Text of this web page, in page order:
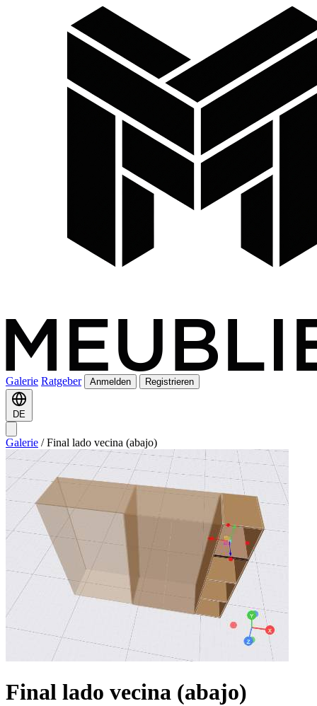
Galerie Ratgeber Anmelden Registrieren
DE
Galerie / Final lado vecina (abajo)
Final lado vecina (abajo)